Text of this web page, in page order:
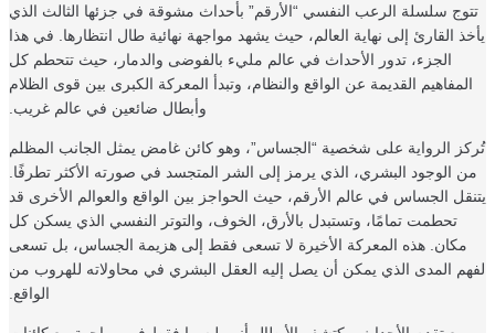
سلسلة الرعب النفسي “الأرقم” بأحداث مشوقة في جزئها الثالث الذي
القارئ إلى نهاية العالم، حيث يشهد مواجهة نهائية طال انتظارها. في هذا
الجزء، تدور الأحداث في عالم مليء بالفوضى والدمار، حيث تتحطم كل
القديمة عن الواقع والنظام، وتبدأ المعركة الكبرى بين قوى الظلام
وأبطال ضائعين في عالم غريب.
الرواية على شخصية “الجساس”، وهو كائن غامض يمثل الجانب المظلم
الوجود البشري، الذي يرمز إلى الشر المتجسد في صورته الأكثر تطرفًا.
الجساس في عالم الأرقم، حيث الحواجز بين الواقع والعوالم الأخرى قد
تحطمت تمامًا، وتستبدل بالأرق، الخوف، والتوتر النفسي الذي يسكن كل
مكان. هذه المعركة الأخيرة لا تسعى فقط إلى هزيمة الجساس، بل تسعى
المدى الذي يمكن أن يصل إليه العقل البشري في محاولاته للهروب من
الواقع.